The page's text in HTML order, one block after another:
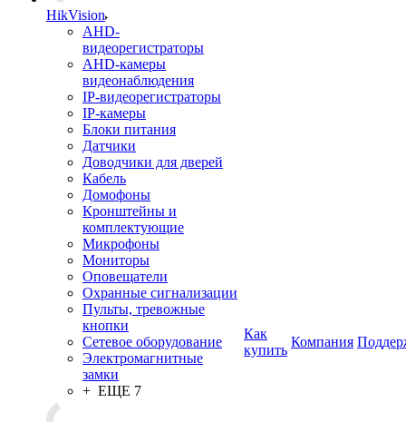
HikVision
AHD-
видеорегистраторы
AHD-камеры
видеонаблюдения
IP-видеорегистраторы
IP-камеры
Блоки питания
Датчики
Доводчики для дверей
Кабель
Домофоны
Кронштейны и
комплектующие
Микрофоны
Мониторы
Оповещатели
Охранные сигнализации
Пульты, тревожные
кнопки
Сетевое оборудование
Электромагнитные
замки
+ ЕЩЕ 7
Как
купить
Компания